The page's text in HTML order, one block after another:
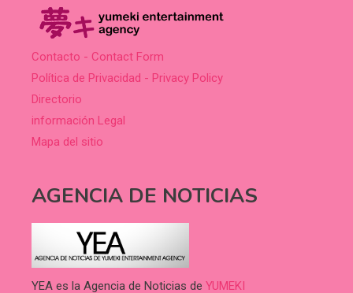
Contacto - Contact Form
Política de Privacidad - Privacy Policy
Directorio
información Legal
Mapa del sitio
AGENCIA DE NOTICIAS
YEA es la Agencia de Noticias de YUMEKI